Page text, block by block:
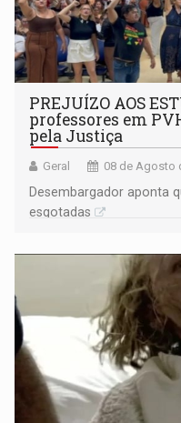
PREJUÍZO AOS
professores em
pela Justiça
Geral 08 de Agosto
Desembargador aponta
esgotadas